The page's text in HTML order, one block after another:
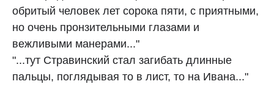
обритый человек лет сорока пяти, с приятными,
но очень пронзительными глазами и
вежливыми манерами..."
"...тут Стравинский стал загибать длинные
пальцы, поглядывая то в лист, то на Ивана..."